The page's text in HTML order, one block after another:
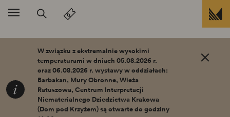
Przejdź do treści
W związku z ekstremalnie wysokimi
temperaturami w dniach 05.08.2026 r.
oraz 06.08.2026 r. wystawy w oddziałach:
Barbakan, Mury Obronne, Wieża
Ratuszowa, Centrum Interpretacji
Niematerialnego Dziedzictwa Krakowa
(Dom pod Krzyżem) są otwarte do godziny